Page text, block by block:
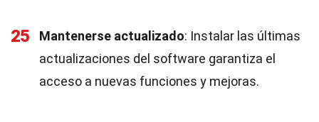
25 Mantenerse actualizado: Instalar las últimas
actualizaciones del software garantiza el
acceso a nuevas funciones y mejoras.